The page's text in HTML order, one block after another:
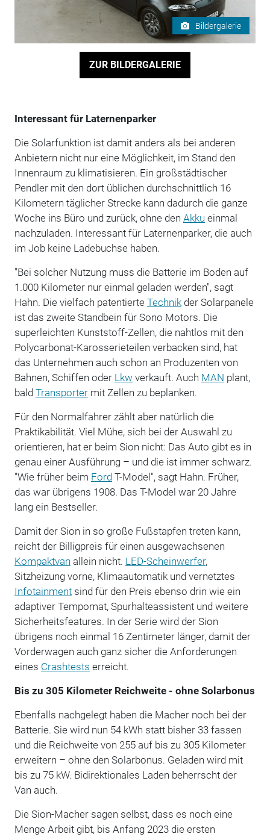
Bildergalerie
ZUR BILDERGALERIE
Interessant für Laternenparker
Die Solarfunktion ist damit anders als bei anderen
Anbietern nicht nur eine Möglichkeit, im Stand den
Innenraum zu klimatisieren. Ein großstädtischer
Pendler mit den dort üblichen durchschnittlich 16
Kilometern täglicher Strecke kann dadurch die ganze
Woche ins Büro und zurück, ohne den Akku einmal
nachzuladen. Interessant für Laternenparker, die auch
im Job keine Ladebuchse haben.
"Bei solcher Nutzung muss die Batterie im Boden auf
1.000 Kilometer nur einmal geladen werden", sagt
Hahn. Die vielfach patentierte Technikder Solarpanele
ist das zweite Standbein für Sono Motors. Die
superleichten Kunststoff-Zellen, die nahtlos mit den
Polycarbonat-Karosserieteilen verbacken sind, hat
das Unternehmen auch schon an Produzenten von
Bahnen, Schiffen oder Lkw verkauft. Auch MAN plant,
bald Transportermit Zellen zu beplanken.
Für den Normalfahrer zählt aber natürlich die
Praktikabilität. Viel Mühe, sich bei der Auswahl zu
orientieren, hat er beim Sion nicht: Das Auto gibt es in
genau einer Ausführung – und die ist immer schwarz.
"Wie früher beim FordT-Model", sagt Hahn. Früher,
das war übrigens 1908. Das T-Model war 20 Jahre
lang ein Bestseller.
Damit der Sion in so große Fußstapfen treten kann,
reicht der Billigpreis für einen ausgewachsenen
Kompaktvan allein nicht. LED-Scheinwerfer,
Sitzheizung vorne, Klimaautomatik und vernetztes
Infotainmentsind für den Preis ebenso drin wie ein
adaptiver Tempomat, Spurhalteassistent und weitere
Sicherheitsfeatures. In der Serie wird der Sion
übrigens noch einmal 16 Zentimeter länger, damit der
Vorderwagen auch ganz sicher die Anforderungen
eines Crashtests erreicht.
Bis zu 305 Kilometer Reichweite - ohne Solarbonus
Ebenfalls nachgelegt haben die Macher noch bei der
Batterie. Sie wird nun 54 kWh statt bisher 33 fassen
und die Reichweite von 255 auf bis zu 305 Kilometer
erweitern – ohne den Solarbonus. Geladen wird mit
bis zu 75 kW. Bidirektionales Laden beherrscht der
Van auch.
Die Sion-Macher sagen selbst, dass es noch eine
Menge Arbeit gibt, bis Anfang 2023 die ersten